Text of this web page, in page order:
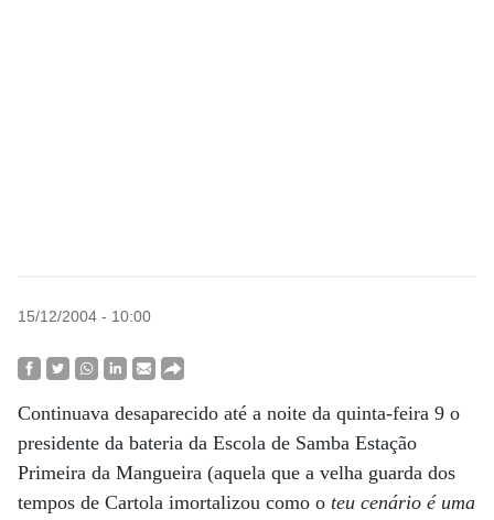
15/12/2004 - 10:00
Continuava desaparecido até a noite da quinta-feira 9 o
presidente da bateria da Escola de Samba Estação
Primeira da Mangueira (aquela que a velha guarda dos
tempos de Cartola imortalizou como o teu cenário é uma